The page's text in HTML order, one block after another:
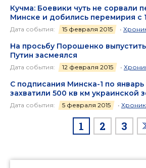
Кучма: Боевики чуть не сорвали
Минске и добились перемирия с
Дата события: 15 февраля 2015 •
На просьбу Порошенко
Путин засмеялся
Дата события: 12 февраля 2015 •
С подписания Минска-1 по январь
захватили 500 кв км украинской
Дата события: 5 февраля 2015 •
1 2 3